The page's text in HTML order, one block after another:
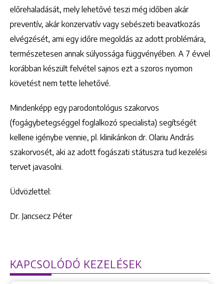
előrehaladását, mely lehetővé teszi még időben akár
preventív, akár konzervatív vagy sebészeti beavatkozás
elvégzését, ami egy időre megoldás az adott problémára,
természetesen annak súlyossága függvényében. A 7 évvel
korábban készült felvétel sajnos ezt a szoros nyomon
követést nem tette lehetővé.
Mindenképp egy parodontológus szakorvos
(fogágybetegséggel foglalkozó specialista) segítségét
kellene igénybe vennie, pl. klinikánkon dr. Olariu András
szakorvosét, aki az adott fogászati státuszra tud kezelési
tervet javasolni.
Üdvözlettel:
Dr. Jancsecz Péter
KAPCSOLÓDÓ KEZELÉSEK